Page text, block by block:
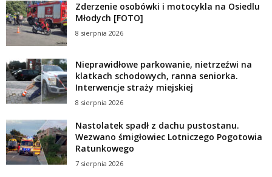
Zderzenie osobówki i motocykla na Osiedlu
Młodych [FOTO]
8 sierpnia 2026
Nieprawidłowe parkowanie, nietrzeźwi na
klatkach schodowych, ranna seniorka.
Interwencje straży miejskiej
8 sierpnia 2026
Nastolatek spadł z dachu pustostanu.
Wezwano śmigłowiec Lotniczego Pogotowia
Ratunkowego
7 sierpnia 2026